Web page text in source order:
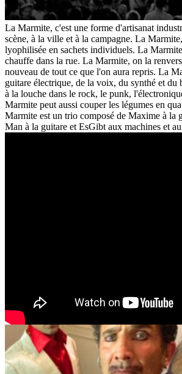
La Marmite, c'est une forme d'artisanat
scène, à la ville et à la campagne. La
lyophilisée en sachets individuels. La
chauffe dans la rue. La Marmite, on la
nouveau de tout ce que l'on aura repris. La
guitare électrique, de la voix, du synthé et du
à la louche dans le rock, le punk,
Marmite peut aussi couper les légumes en
Marmite est un trio composé de Maxime à la
Man à la guitare et EsGibt aux machines et